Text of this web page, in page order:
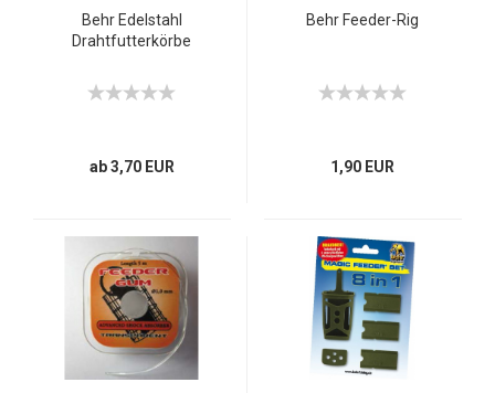
Behr Edelstahl
Drahtfutterkörbe
ab 3,70 EUR
Behr Feeder-Rig
1,90 EUR